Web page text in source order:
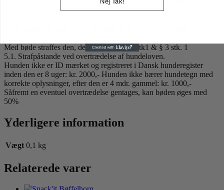
Hunden skal inden den er 8 uger gammel være mærket & registreret.
Hunden skal fra den er 4 måneder gammel, bærer halsbånd forsynet
Med bøde straffes den, der overtræder §1 stk1 & § 3 stk. 1
5.1. Strafpåstande ved overtrædelse af hundeloven.
Hunden ikke er ID mærket og registreret i Dansk hunderegister
inden den er 8 uger: kr. 2000,- Hunden ikke bærer hundetegn med
korrekte oplysninger, efter den er 4 mdr. gammel: kr. 1000,-
Såfremt en eventuel overtrædelse gentages, kan bøden øges med
50%
Yderligere information
Vægt 0,1 kg
Relaterede varer